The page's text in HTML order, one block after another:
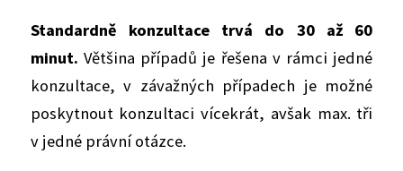
Standardně konzultace trvá do 30 až 60
minut. Většina případů je řešena v rámci jedné
konzultace, v závažných případech je možné
poskytnout konzultaci vícekrát, avšak max. tři
v jedné právní otázce.